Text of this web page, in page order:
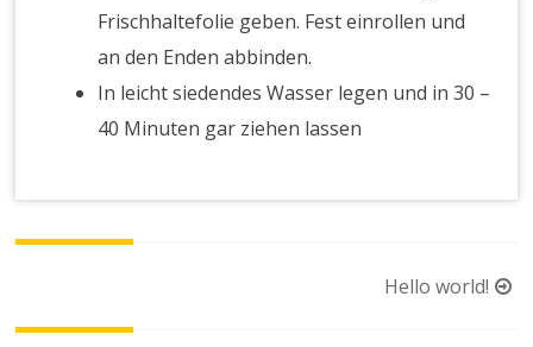
Frischhaltefolie geben. Fest einrollen und
an den Enden abbinden.
In leicht siedendes Wasser legen und in 30 –
40 Minuten gar ziehen lassen
Hello world!